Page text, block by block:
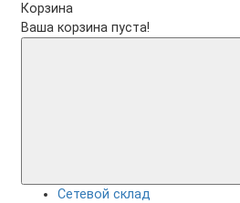
Корзина
Ваша корзина пуста!
Сетевой склад